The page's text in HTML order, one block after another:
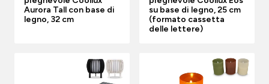
Aurora Tall con base di
legno, 32 cm
su base di legno, 25 cm
(formato cassetta
delle lettere)